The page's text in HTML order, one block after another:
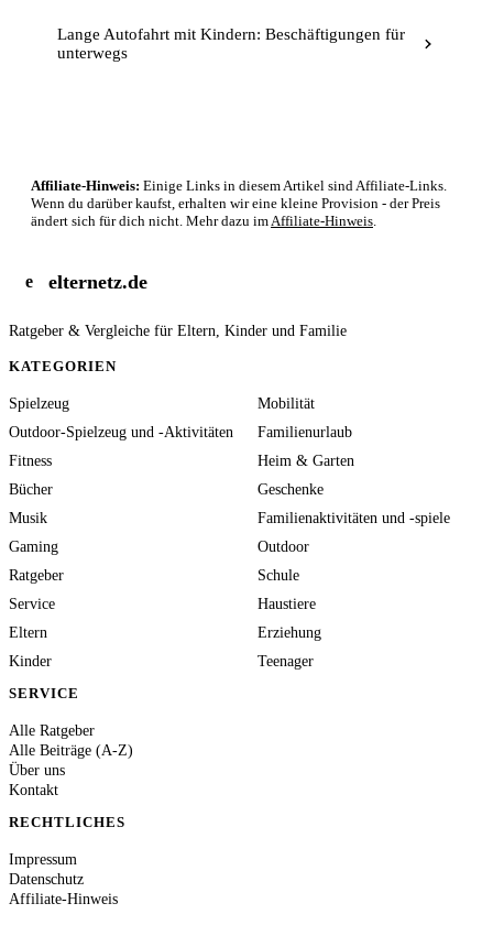
Lange Autofahrt mit Kindern: Beschäftigungen für
unterwegs
Affiliate-Hinweis: Einige Links in diesem Artikel sind Affiliate-Links.
Wenn du darüber kaufst, erhalten wir eine kleine Provision - der Preis
ändert sich für dich nicht. Mehr dazu imAffiliate-Hinweis.
e elternetz.de
Ratgeber & Vergleiche für Eltern, Kinder und Familie
KATEGORIEN
Spielzeug
Mobilität
Outdoor-Spielzeug und -Aktivitäten
Familienurlaub
Fitness
Heim & Garten
Bücher
Geschenke
Musik
Familienaktivitäten und -spiele
Gaming
Outdoor
Ratgeber
Schule
Service
Haustiere
Eltern
Erziehung
Kinder
Teenager
SERVICE
Alle Ratgeber
Alle Beiträge (A-Z)
Über uns
Kontakt
RECHTLICHES
Impressum
Datenschutz
Affiliate-Hinweis